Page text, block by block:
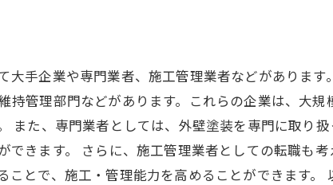
手企業や専門業者、施工管理業者などがありま
持管理部門などがあります。これらの企業は、大
また、専門業者としては、外壁塗装を専門に取り
きます。 さらに、施工管理業者としての転職も
とで、施工・管理能力を高めることができます